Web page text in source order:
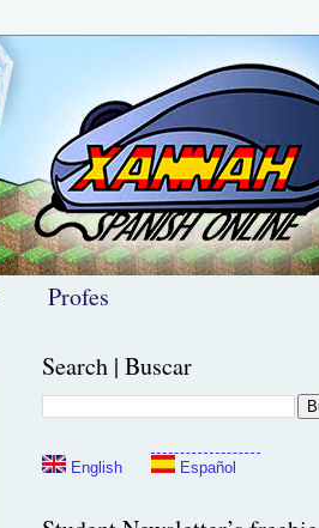
Profes
Search | Buscar
English Español